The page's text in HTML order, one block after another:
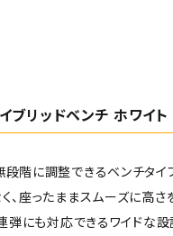
ブリッドベンチ ホワイト
階に調整できるベンチタイ
、座ったままスムーズに高さ
にも対応できるワイドな設